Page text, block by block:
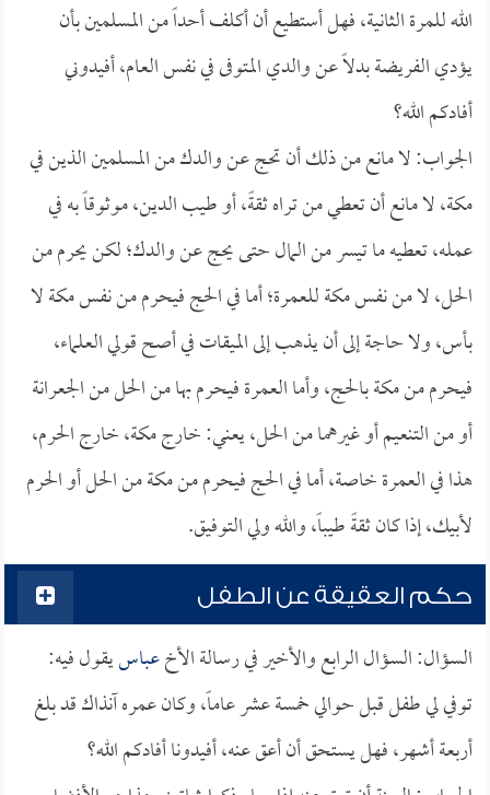
الله للمرة الثانية، فهل أستطيع أن أكلف أحداً من المسلمين بأن
يؤدي الفريضة بدلاً عن والدي المتوفى في نفس العام، أفيدوني
أفادكم الله؟
الجواب: لا مانع من ذلك أن تحج عن والدك من المسلمين الذين في
مكة، لا مانع أن تعطي من تراه ثقةً، أو طيب الدين، موثوقاً به في
عمله، تعطيه ما تيسر من المال حتى يحج عن والدك؛ لكن يحرم من
الحل، لا من نفس مكة للعمرة؛ أما في الحج فيحرم من نفس مكة لا
بأس، ولا حاجة إلى أن يذهب إلى الميقات في أصح قولي العلماء،
فيحرم من مكة بالحج، وأما العمرة فيحرم بها من الحل من الجعرانة
أو من التنعيم أو غيرهما من الحل، يعني: خارج مكة، خارج الحرم،
هذا في العمرة خاصة، أما في الحج فيحرم من مكة من الحل أو الحرم
لأبيك، إذا كان ثقةً طيباً، والله ولي التوفيق.
حكم العقيقة عن الطفل
السؤال: السؤال الرابع والأخير في رسالة الأخعباسيقول فيه:
توفي لي طفل قبل حوالي خمسة عشر عاماً، وكان عمره آنذاك قد بلغ
أربعة أشهر، فهل يستحق أن أعق عنه، أفيدونا أفادكم الله؟